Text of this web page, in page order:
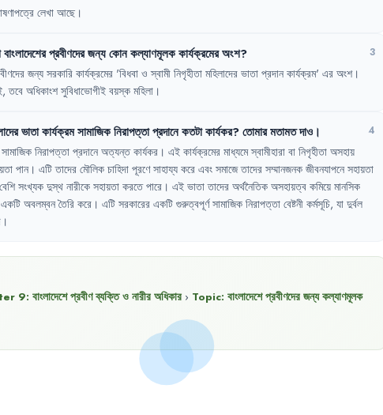
লেখা আছে ।
বাংলাদেশেরপ্রবীণদেরজন্যকোনকল্যাণমূলককার্যক্রমেরঅংশ? 3
জন্য সরকারি কার্যক্রমের 'বিধবা ও স্বামী নিগৃহীতা মহিলাদের ভাতা প্রদান কার্যক্রম' এর অংশ।
, তবে অধিকাংশ সুবিধাভোগীই বয়স্ক মহিলা ।
ভাতাকার্যক্রমসামাজিকনিরাপত্তাপ্রদানেকতটাকার্যকর?তোমারমতামতদাও। 4
সামাজিক নিরাপত্তা প্রদানে অত্যন্ত কার্যকর । এই কার্যক্রমের মাধ্যমে স্বামীহারা বা নিগৃহীতা অসহায়
পান। এটি তাদের মৌলিক চাহিদা পূরণে সাহায্য করে এবং সমাজে তাদের সম্মানজনক জীবনযাপনে সহায়তা
বেশি সংখ্যক দুস্থ নারীকে সহায়তা করতে পারে । এই ভাতা তাদের অর্থনৈতিক অসহায়ত্ব কমিয়ে মানসিক
একটি অবলম্বন তৈরি করে । এটি সরকারের একটি গুরুত্বপূর্ণ সামাজিক নিরাপত্তা বেষ্টনী কর্মসূচি, যা দুর্বল
।
9: বাংলাদেশে প্রবীণ ব্যক্তি ও নারীর অধিকার › Topic: বাংলাদেশে প্রবীণদের জন্য কল্যাণমূলক